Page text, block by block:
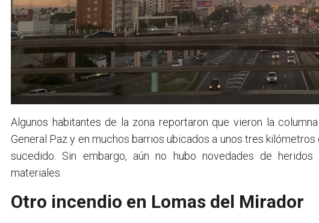
Algunos habitantes de la zona reportaron que vieron la
General Paz y en muchos barrios ubicados a unos tres
sucedido. Sin embargo, aún no hubo novedades de
materiales.
Otro incendio en Lomas del Mirador